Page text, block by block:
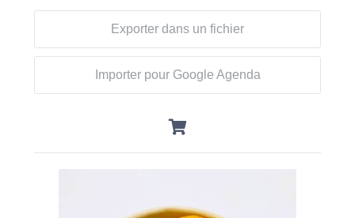
Exporter dans un fichier
Importer pour Google Agenda